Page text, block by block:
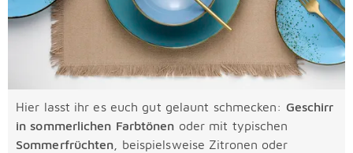
Hier lasst ihr es euch gut gelaunt schmecken: Geschirr
in sommerlichen Farbtönen oder mit typischen
Sommerfrüchten , beispielsweise Zitronen oder